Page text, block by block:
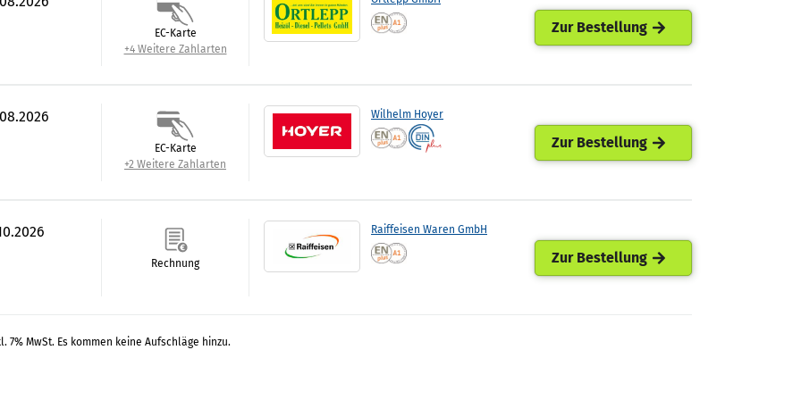
EC-Karte
+4 Weitere Zahlarten
Zur Bestellung
Wilhelm Hoyer
EC-Karte
+2 Weitere Zahlarten
Zur Bestellung
Raiffeisen Waren GmbH
Rechnung Zur Bestellung
MwSt. Es kommen keine Aufschläge hinzu.